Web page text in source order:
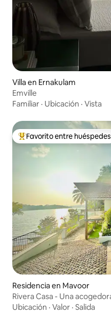
Villa en Ernakulam
Emville
Familiar · Ubicación · Vista
De los mejores en Favorito
Favorito entre huéspedes
Residencia en Mavoor
Rivera Casa - Una
Ubicación · Valor · Salida